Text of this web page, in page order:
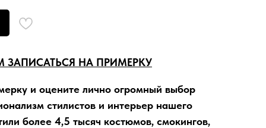
НА ПРИМЕРКУ
и оцените лично огромный выбор
стилистов и интерьер нашего
более 4,5 тысяч костюмов, смокингов,